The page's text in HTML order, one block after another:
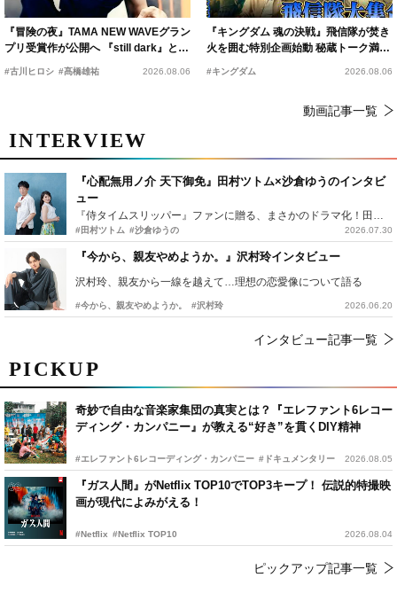
PICKUP
奇妙で自由な音楽家集団の真実とは？『エレファント6レコー
ディング・カンパニー』が教える“好き”を貫くDIY精神
#エレファント6レコーディング・カンパニー #ドキュメンタリー 2026.08.05
『ガス人間』がNetflix TOP10でTOP3キープ！ 伝説的特撮映
画が現代によみがえる！
#Netflix #Netflix TOP10 2026.08.04
ピックアップ記事一覧
『冒険の夜』TAMA NEW WAVEグラン
プリ受賞作が公開へ 『still dark』と同
時上映決定
#古川ヒロシ #髙橋雄祐 2026.08.06
『キングダム 魂の決戦』飛信隊が焚き
火を囲む特別企画始動 秘蔵トーク満載
の“キングダムキャンプ”開催
#キングダム 2026.08.06
動画記事一覧
INTERVIEW
『心配無用ノ介 天下御免』田村ツトム×沙倉ゆうのインタビ
ュー
『侍タイムスリッパー』ファンに贈る、まさかのドラマ化！田村ツトム×沙倉ゆうのが語る『心配無用ノ介』撮影秘話
#田村ツトム #沙倉ゆうの 2026.07.30
『今から、親友やめようか。』沢村玲インタビュー
沢村玲、親友から一線を越えて…理想の恋愛像について語る
#今から、親友やめようか。 #沢村玲 2026.06.20
インタビュー記事一覧